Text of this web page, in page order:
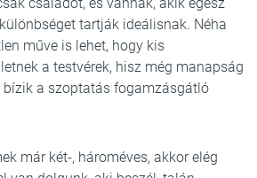
tartják ideálisnak. Néha
műve is lehet, hogy kis
a testvérek, hisz még manapság
bízik a szoptatás fogamzásgátló
már két-, hároméves, akkor elég